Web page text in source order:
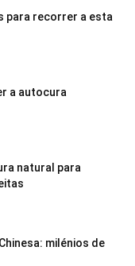
para recorrer a esta
a autocura
natural para
milénios de